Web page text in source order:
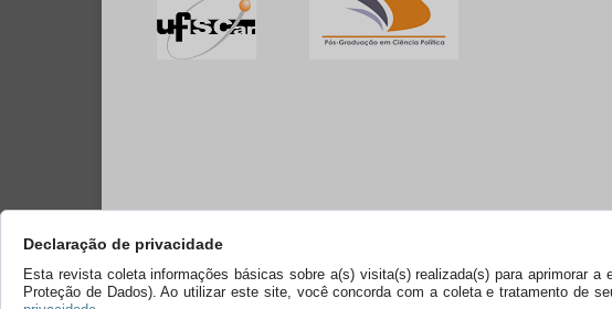
Declaração de privacidade
Esta revista coleta informações básicas sobre a(s) visita(s) realizada(s) para aprimorar
Proteção de Dados). Ao utilizar este site, você concorda com a coleta e tratamento de